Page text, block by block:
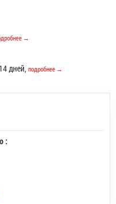
→
дней, подробнее →
: